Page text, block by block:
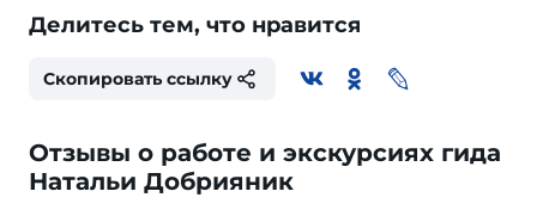
Делитесь тем, что нравится
Скопировать ссылку
Отзывы о работе и экскурсиях гида
Натальи Добрияник